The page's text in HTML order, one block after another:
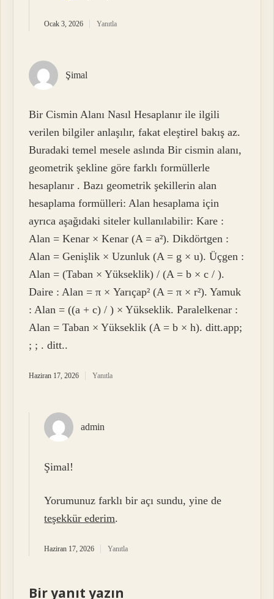
Ocak 3, 2026 Yanıtla
Şimal
Bir Cismin Alanı Nasıl Hesaplanır ile ilgili
verilen bilgiler anlaşılır, fakat eleştirel bakış az.
Buradaki temel mesele aslında Bir cismin alanı,
geometrik şekline göre farklı formüllerle
hesaplanır . Bazı geometrik şekillerin alan
hesaplama formülleri: Alan hesaplama için
ayrıca aşağıdaki siteler kullanılabilir: Kare :
Alan = Kenar × Kenar (A = a²). Dikdörtgen :
Alan = Genişlik × Uzunluk (A = g × u). Üçgen :
Alan = (Taban × Yükseklik) / (A = b × c / ).
Daire : Alan = π × Yarıçap² (A = π × r²). Yamuk
: Alan = ((a + c) / ) × Yükseklik. Paralelkenar :
Alan = Taban × Yükseklik (A = b × h). ditt.app;
; ; . ditt..
Haziran 17, 2026 Yanıtla
admin
Şimal!
Yorumunuz farklı bir açı sundu, yine de
teşekkür ederim.
Haziran 17, 2026 Yanıtla
Bir yanıt yazın